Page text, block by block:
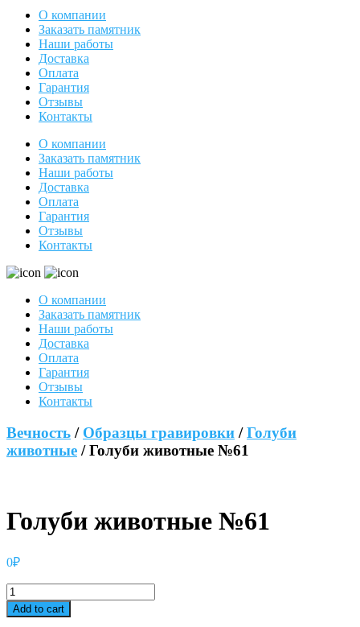
О компании
Заказать памятник
Наши работы
Доставка
Оплата
Гарантия
Отзывы
Контакты
О компании
Заказать памятник
Наши работы
Доставка
Оплата
Гарантия
Отзывы
Контакты
О компании
Заказать памятник
Наши работы
Доставка
Оплата
Гарантия
Отзывы
Контакты
Вечность / Образцы гравировки /Голуби
животные / Голуби животные №61
Голуби животные №61
0₽
Голуби
животные
№61
Add to cart